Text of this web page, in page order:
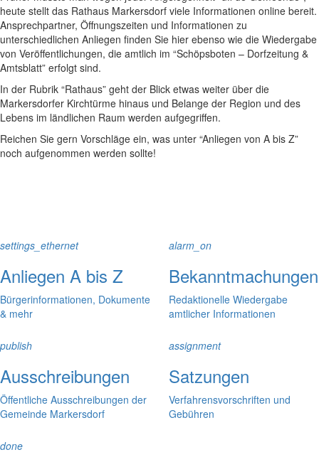
heute stellt das Rathaus Markersdorf viele Informationen online bereit.
Ansprechpartner, Öffnungszeiten und Informationen zu
unterschiedlichen Anliegen finden Sie hier ebenso wie die Wiedergabe
von Veröffentlichungen, die amtlich im “Schöpsboten – Dorfzeitung &
Amtsblatt” erfolgt sind.
In der Rubrik “Rathaus” geht der Blick etwas weiter über die
Markersdorfer Kirchtürme hinaus und Belange der Region und des
Lebens im ländlichen Raum werden aufgegriffen.
Reichen Sie gern Vorschläge ein, was unter “Anliegen von A bis Z”
noch aufgenommen werden sollte!
settings_ethernet
Anliegen A bis Z
Bürgerinformationen, Dokumente
& mehr
alarm_on
Bekanntmachungen
Redaktionelle Wiedergabe
amtlicher Informationen
publish
Ausschreibungen
Öffentliche Ausschreibungen der
Gemeinde Markersdorf
assignment
Satzungen
Verfahrensvorschriften und
Gebühren
done